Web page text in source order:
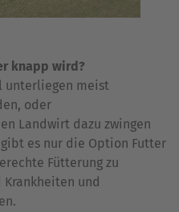
knapp wird?
unterliegen meist
oder
Landwirt dazu zwingen
es nur die Option Futter
Fütterung zu
und